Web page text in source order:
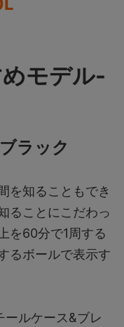
モデル-
ラック
を知ることもでき
ることにこだわっ
を60分で1周する
るボールで表示す
ルケース&ブレ